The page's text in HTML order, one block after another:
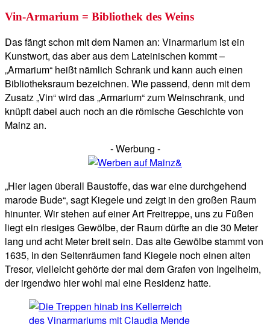
Vin-Armarium = Bibliothek des Weins
Das fängt schon mit dem Namen an: Vinarmarium ist ein
Kunstwort, das aber aus dem Lateinischen kommt –
„Armarium“ heißt nämlich Schrank und kann auch einen
Bibliotheksraum bezeichnen. Wie passend, denn mit dem
Zusatz „Vin“ wird das „Armarium“ zum Weinschrank, und
knüpft dabei auch noch an die römische Geschichte von
Mainz an.
- Werbung -
„Hier lagen überall Baustoffe, das war eine durchgehend
marode Bude“, sagt Kiegele und zeigt in den großen Raum
hinunter. Wir stehen auf einer Art Freitreppe, uns zu Füßen
liegt ein riesiges Gewölbe, der Raum dürfte an die 30 Meter
lang und acht Meter breit sein. Das alte Gewölbe stammt von
1635, in den Seitenräumen fand Kiegele noch einen alten
Tresor, vielleicht gehörte der mal dem Grafen von Ingelheim,
der irgendwo hier wohl mal eine Residenz hatte.